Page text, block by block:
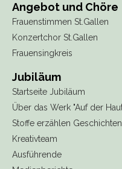
Angebot und Chöre
Frauenstimmen St.Gallen
Konzertchor St.Gallen
Frauensingkreis
Jubiläum
Startseite Jubiläum
Über das Werk "Auf der
Stoffe erzählen Geschichten
Kreativteam
Ausführende